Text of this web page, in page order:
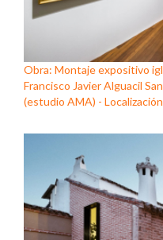
Obra: Montaje expositivo
Francisco Javier Alguacil
(estudio AMA) -